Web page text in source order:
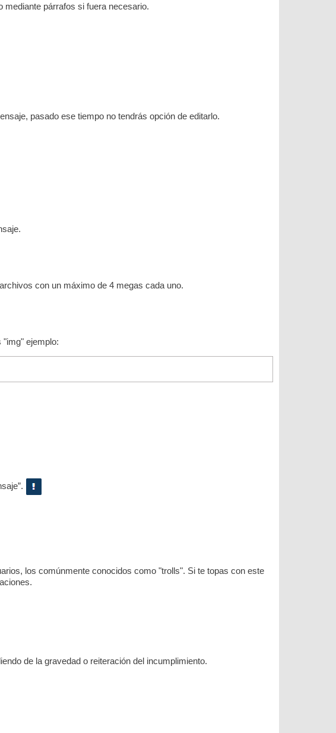
mediante párrafos si fuera necesario.
pasado ese tiempo no tendrás opción de editarlo.
con un máximo de 4 megas cada uno.
"img" ejemplo:
los comúnmente conocidos como "trolls". Si te topas con este
de la gravedad o reiteración del incumplimiento.